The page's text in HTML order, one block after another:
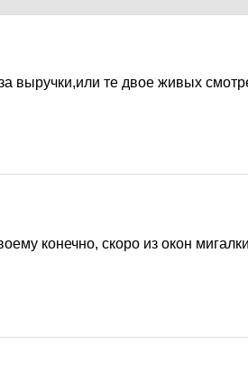
выручки,или те двое живых
конечно, скоро из окон